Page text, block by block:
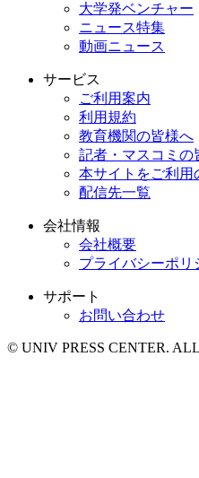
大学発ベンチャー
ニュース特集
動画ニュース
サービス
ご利用案内
利用規約
教育機関の皆様へ
記者・マスコミの
本サイトをご利用
配信先一覧
会社情報
会社概要
プライバシーポリ
サポート
お問い合わせ
© UNIV PRESS CENTER.